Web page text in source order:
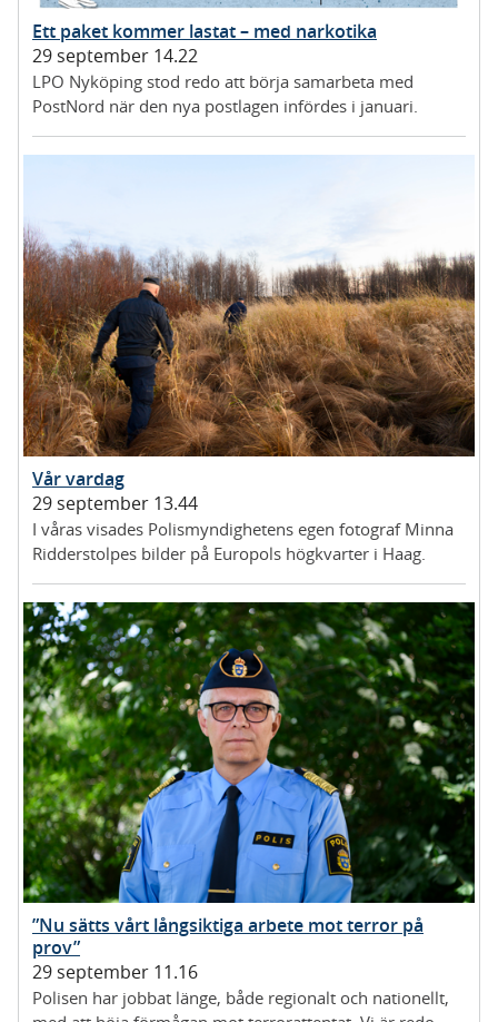
Ett paket kommer lastat – med narkotika
29 september 14.22
LPO Nyköping stod redo att börja samarbeta med
PostNord när den nya postlagen infördes i januari.
Vår vardag
29 september 13.44
I våras visades Polismyndighetens egen fotograf Minna
Ridderstolpes bilder på Europols högkvarter i Haag.
”Nu sätts vårt långsiktiga arbete mot terror på
prov”
29 september 11.16
Polisen har jobbat länge, både regionalt och nationellt,